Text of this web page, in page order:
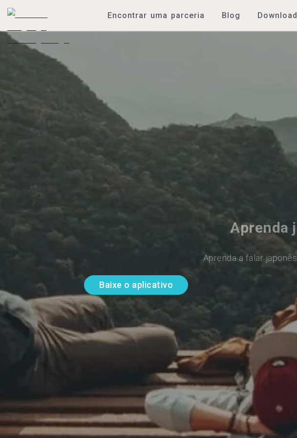
Encontrar uma parceria Blog Download
Aprenda
Aprenda a falar
Baixe o aplicativo